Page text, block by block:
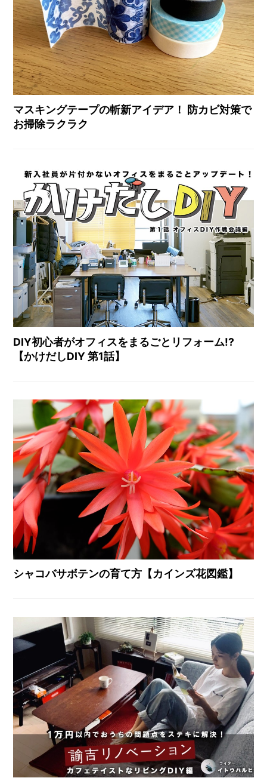
マスキングテープの斬新アイデア！ 防カビ対策で
お掃除ラクラク
DIY初心者がオフィスをまるごとリフォーム!?
【かけだしDIY 第1話】
シャコバサボテンの育て方【カインズ花図鑑】